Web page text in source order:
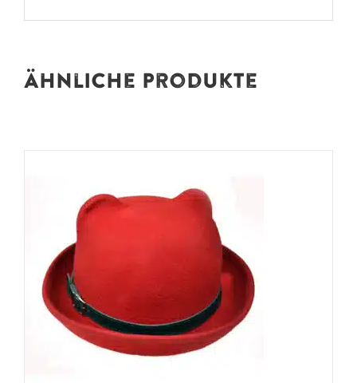
Ähnliche Produkte